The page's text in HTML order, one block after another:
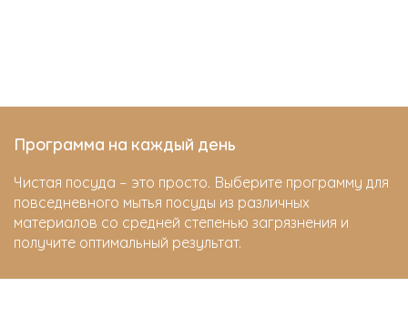
Программа на каждый день
Чистая посуда – это просто. Выберите программу для
повседневного мытья посуды из различных
материалов со средней степенью загрязнения и
получите оптимальный результат.